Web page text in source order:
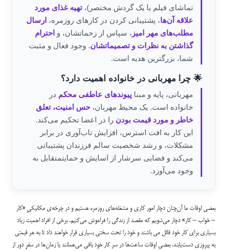
تماشای فیلم یا یک گردش مختصر)،تهیه غذای مورد
علاقه آن‌ها، پشتیبانی کردن در کارهای روزمره، ارسال
مطلب‌های مهر امیز ، سپاس از زحماتشان، و احترام
گذاشتن به نظرات و تصمیماتشان. وجود فعال و مثبت
شما، بزرگترین هدیه است.
🌟 چرا مهربانی در خانواده اهمیت دارد؟
مهربانی، پایه و مبنا پیوندهای عاطفی محکم در
خانواده است. یک محیط مهربان، حس امنیت، تعلق
خاطر و مورد قیمت بودن را در اعضا تحکیم می‌کند.
این کار به افت استرس، افزایش تاب‌آوری در برابر
مشکلات، و رشد شخصیت سالم فرزندان پشتیبانی
می‌کند و فضایی سرشار از اسایش و حمایتمتقابل به
وجود می‌آورد.
بعضی اوقات ما آن‌چنان دچار امور کاری و مشغله‌های روزمره هستیم و در چرخه‌ی مکانیکیِ «کار
– خواب – کار» دچار می‌شویم که مقصد از زندگی را فراموش می‌کنیم. برخی از افراد اهمیت زیاد
بسیاری برای کار خود قائل می باشند و خود را تحت سختی بسیاری قرار خواهند داد تا به هر قیمتی
به پیروزی دست‌یابند. بعضی اوقات ساعت‌ها در سر کار خود باقی می‌همانند یا زمان‌ها در سفرِ دور از